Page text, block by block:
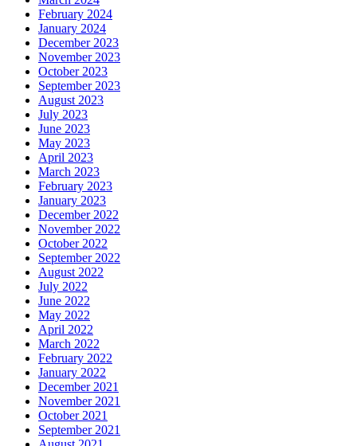
February 2024
January 2024
December 2023
November 2023
October 2023
September 2023
August 2023
July 2023
June 2023
May 2023
April 2023
March 2023
February 2023
January 2023
December 2022
November 2022
October 2022
September 2022
August 2022
July 2022
June 2022
May 2022
April 2022
March 2022
February 2022
January 2022
December 2021
November 2021
October 2021
September 2021